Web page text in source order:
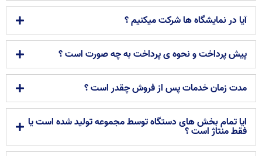
آیا در نمایشگاه ها شرکت میکنیم ؟
پیش پرداخت و نحوه ی پرداخت به چه صورت است ؟
مدت زمان خدمات پس از فروش چقدر است ؟
ایا تمام بخش های دستگاه توسط مجموعه تولید شده است یا
فقط منتاژ است ؟